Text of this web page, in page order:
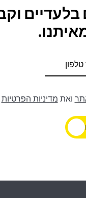
ואת מדיניות הפרטיות